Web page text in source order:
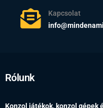
Kapcsolat
Rólunk
Konzol játékok, konzol gépek